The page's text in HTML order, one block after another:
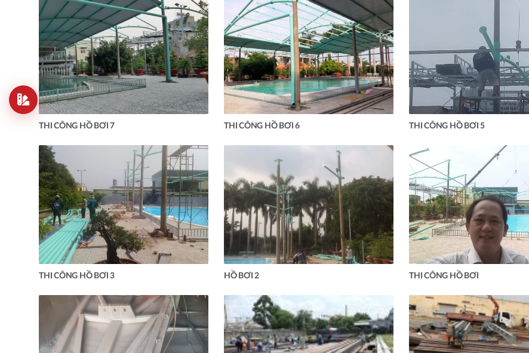
THI CÔNG HỒ BƠI 7 THI CÔNG HỒ BƠI 6 THI CÔNG HỒ BƠI 5
THI CÔNG HỒ BƠI 3 HỒ BƠI 2 THI CÔNG HỒ BƠI